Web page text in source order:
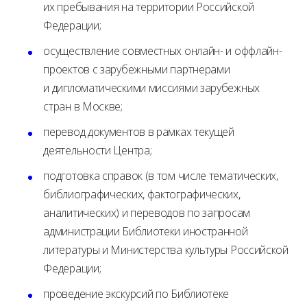
их пребывания на территории Российской
Федерации;
осуществление совместных онлайн- и оффлайн-
проектов с зарубежными партнерами
и дипломатическими миссиями зарубежных
стран в Москве;
перевод документов в рамках текущей
деятельности Центрa;
подготовка справок (в том числе тематических,
библиографических, фактографических,
аналитических) и переводов по запросам
администрации Библиотеки иностранной
литературы и Министерства культуры Российской
Федерации;
проведение экскурсий по Библиотеке